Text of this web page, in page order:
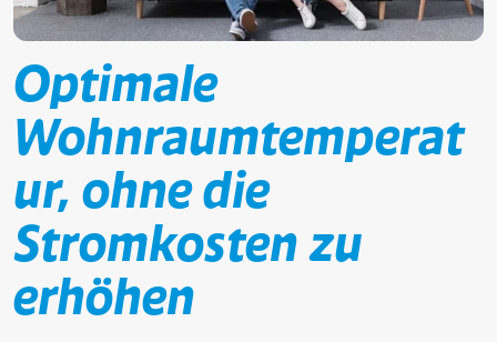
Optimale
Wohnraumtemperat
ur, ohne die
Stromkosten zu
erhöhen